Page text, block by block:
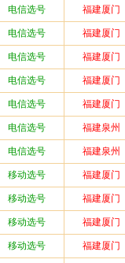
电信选号 福建厦门
电信选号 福建厦门
电信选号 福建厦门
电信选号 福建厦门
电信选号 福建厦门
电信选号 福建泉州
电信选号 福建泉州
移动选号 福建厦门
移动选号 福建厦门
移动选号 福建厦门
移动选号 福建厦门